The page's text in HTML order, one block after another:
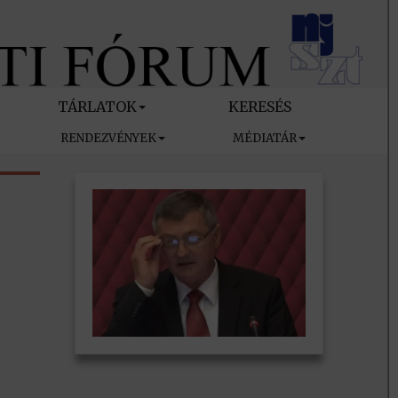
TÁRLATOK KERESÉS
RENDEZVÉNYEK MÉDIATÁR